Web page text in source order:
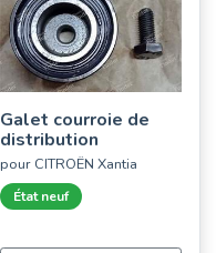
Galet courroie de
distribution
pour CITROËN Xantia
État neuf